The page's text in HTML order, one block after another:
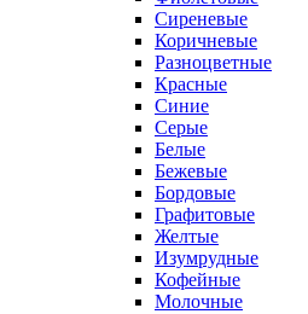
Сиреневые
Коричневые
Разноцветные
Красные
Синие
Серые
Белые
Бежевые
Бордовые
Графитовые
Желтые
Изумрудные
Кофейные
Молочные